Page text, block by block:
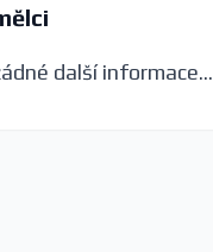
další informace...